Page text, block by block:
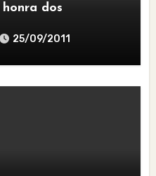
dos
25/09/2011